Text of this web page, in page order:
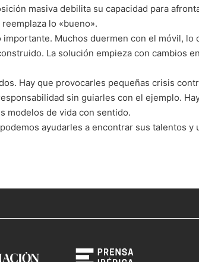
masiva debilita su capacidad para
lo «bueno».
Muchos duermen con el móvil, lo
La solución empieza con cambios
Hay que provocarles pequeñas crisis
sin guiarles con el ejemplo.
modelos de vida con sentido.
ayudarles a encontrar sus talentos y